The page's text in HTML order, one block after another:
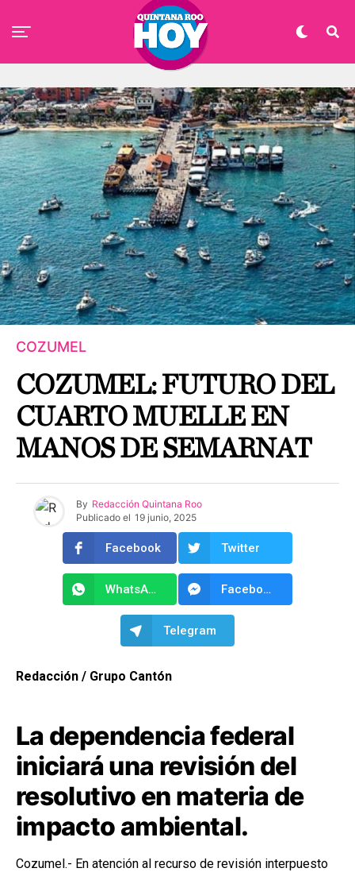
COZUMEL
COZUMEL: FUTURO DEL
CUARTO MUELLE EN
MANOS DE SEMARNAT
By Redacción Quintana Roo
Publicado el 19 junio, 2025
Facebook Twitter
WhatsApp Facebook Messenger
Telegram
Redacción / Grupo Cantón
La dependencia federal
iniciará una revisión del
resolutivo en materia de
impacto ambiental.
Cozumel.- En atención al recurso de revisión interpuesto